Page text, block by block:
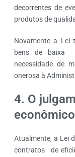
decorrentes de
produtos de
Novamente a Lei
bens de baixa
necessidade de
onerosa à
4. O
econômico
Atualmente, a Lei
contratos de